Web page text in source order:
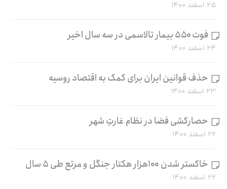
۲۵ اسفند ۱۴۰۰
فوت ۵۵۰ بیمار تالاسمی در سه سال اخیر
۲۴ اسفند ۱۴۰۰
حذف قوانین ایران برای کمک به اقتصاد روسیه
۲۳ اسفند ۱۴۰۰
حصارکشی فضا در نظام غارتِ شهر
۲۲ اسفند ۱۴۰۰
خاکستر شدن ۱۰۰هزار هکتار جنگل و مرتع طی ۵ سال
۲۲ اسفند ۱۴۰۰